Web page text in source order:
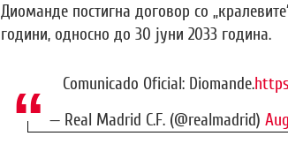
Диоманде постигна договор со
години, односно до 30 јуни 2033 година.
Comunicado Oficial: Diomande.
— Real Madrid C.F. (@realmadrid)